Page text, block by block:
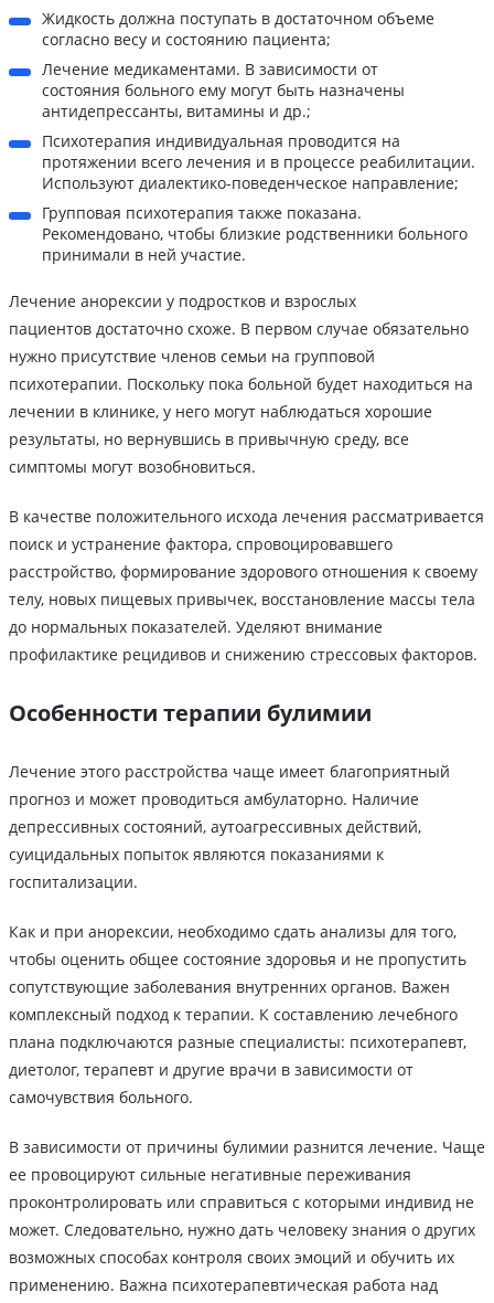
Жидкость должна поступать в достаточном объеме
согласно весу и состоянию пациента;
Лечение медикаментами. В зависимости от
состояния больного ему могут быть назначены
антидепрессанты, витамины и др.;
Психотерапия индивидуальная проводится на
протяжении всего лечения и в процессе реабилитации.
Используют диалектико-поведенческое направление;
Групповая психотерапия также показана.
Рекомендовано, чтобы близкие родственники больного
принимали в ней участие.
Лечение анорексии у подростков и взрослых
пациентов достаточно схоже. В первом случае обязательно
нужно присутствие членов семьи на групповой
психотерапии. Поскольку пока больной будет находиться на
лечении в клинике, у него могут наблюдаться хорошие
результаты, но вернувшись в привычную среду, все
симптомы могут возобновиться.
В качестве положительного исхода лечения рассматривается
поиск и устранение фактора, спровоцировавшего
расстройство, формирование здорового отношения к своему
телу, новых пищевых привычек, восстановление массы тела
до нормальных показателей. Уделяют внимание
профилактике рецидивов и снижению стрессовых факторов.
Особенности терапии булимии
Лечение этого расстройства чаще имеет благоприятный
прогноз и может проводиться амбулаторно. Наличие
депрессивных состояний, аутоагрессивных действий,
суицидальных попыток являются показаниями к
госпитализации.
Как и при анорексии, необходимо сдать анализы для того,
чтобы оценить общее состояние здоровья и не пропустить
сопутствующие заболевания внутренних органов. Важен
комплексный подход к терапии. К составлению лечебного
плана подключаются разные специалисты: психотерапевт,
диетолог, терапевт и другие врачи в зависимости от
самочувствия больного.
В зависимости от причины булимии разнится лечение. Чаще
ее провоцируют сильные негативные переживания
проконтролировать или справиться с которыми индивид не
может. Следовательно, нужно дать человеку знания о других
возможных способах контроля своих эмоций и обучить их
применению. Важна психотерапевтическая работа над